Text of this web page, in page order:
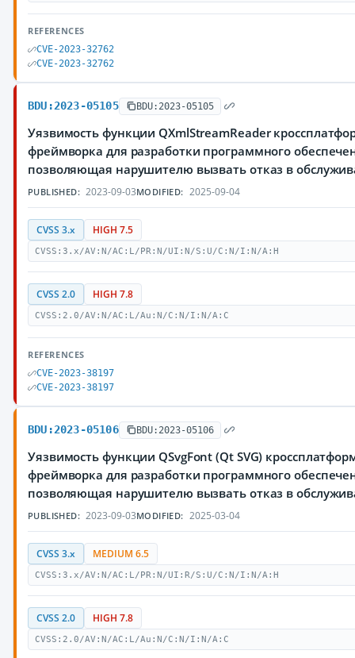
REFERENCES
CVE-2023-32762
CVE-2023-32762
BDU:2023-05105 BDU:2023-05105
Уязвимость функции QXmlStreamReader
фреймворка для разработки программного
позволяющая нарушителю вызвать отказ в
PUBLISHED: 2023-09-03MODIFIED: 2025-09-04
CVSS 3.x HIGH 7.5
CVSS:3.x/AV:N/AC:L/PR:N/UI:N/S:U/C:N/I:N/A:H
CVSS 2.0 HIGH 7.8
CVSS:2.0/AV:N/AC:L/Au:N/C:N/I:N/A:C
REFERENCES
CVE-2023-38197
CVE-2023-38197
BDU:2023-05106 BDU:2023-05106
Уязвимость функции QSvgFont (Qt SVG)
фреймворка для разработки программного
позволяющая нарушителю вызвать отказ в
PUBLISHED: 2023-09-03MODIFIED: 2025-03-04
CVSS 3.x MEDIUM 6.5
CVSS:3.x/AV:N/AC:L/PR:N/UI:R/S:U/C:N/I:N/A:H
CVSS 2.0 HIGH 7.8
CVSS:2.0/AV:N/AC:L/Au:N/C:N/I:N/A:C